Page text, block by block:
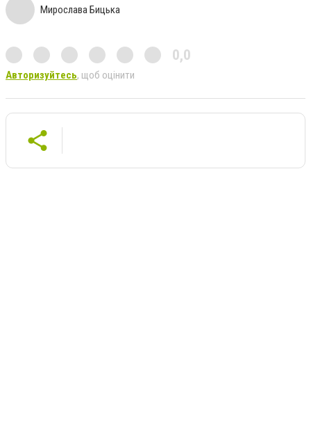
Мирослава Бицька
0,0
Авторизуйтесь, щоб оцінити